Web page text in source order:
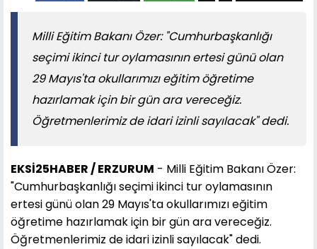
Milli Eğitim Bakanı Özer: "Cumhurbaşkanlığı
seçimi ikinci tur oylamasının ertesi günü olan
29 Mayıs'ta okullarımızı eğitim öğretime
hazırlamak için bir gün ara vereceğiz.
Öğretmenlerimiz de idari izinli sayılacak" dedi.
EKSİ25HABER / ERZURUM - Milli Eğitim Bakanı Özer:
"Cumhurbaşkanlığı seçimi ikinci tur oylamasının
ertesi günü olan 29 Mayıs'ta okullarımızı eğitim
öğretime hazırlamak için bir gün ara vereceğiz.
Öğretmenlerimiz de idari izinli sayılacak" dedi.